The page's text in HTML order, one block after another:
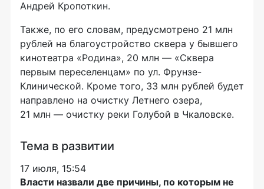
Андрей Кропоткин.
Также, по его словам, предусмотрено 21 млн
рублей на благоустройство сквера у бывшего
кинотеатра «Родина», 20 млн — «Сквера
первым переселенцам» по ул. Фрунзе-
Клинической. Кроме того, 33 млн рублей будет
направлено на очистку Летнего озера,
21 млн — очистку реки Голубой в Чкаловске.
Тема в развитии
17 июля, 15:54
Власти назвали две причины, по которым не